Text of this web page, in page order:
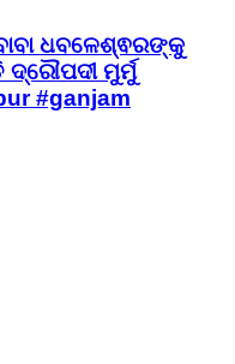
ଧବଳେଶ୍ଵରଙ୍କୁ
ଦ୍ରୌପଦୀ ମୁର୍ମୁ
#ganjam